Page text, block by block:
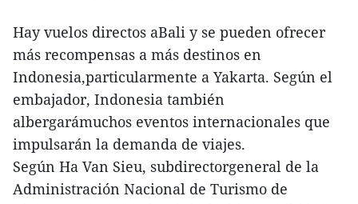
Hay vuelos directos aBali y se pueden ofrecer
más recompensas a más destinos en
Indonesia,particularmente a Yakarta. Según el
embajador, Indonesia también
albergarámuchos eventos internacionales que
impulsarán la demanda de viajes.
Según Ha Van Sieu, subdirectorgeneral de la
Administración Nacional de Turismo de